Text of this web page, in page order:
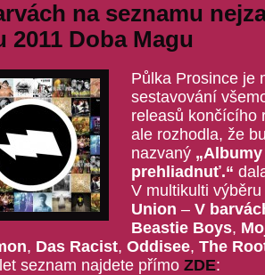
na seznamu
2011 Doba Magu
Půlka Prosince je
sestavování
releasů končícího
ale rozhodla, že
nazvaný
prehliadnuť.“
V multikulti
Union – V
Beastie Boys,
, Das Racist, Oddisee, The
seznam najdete přímo ZDE: